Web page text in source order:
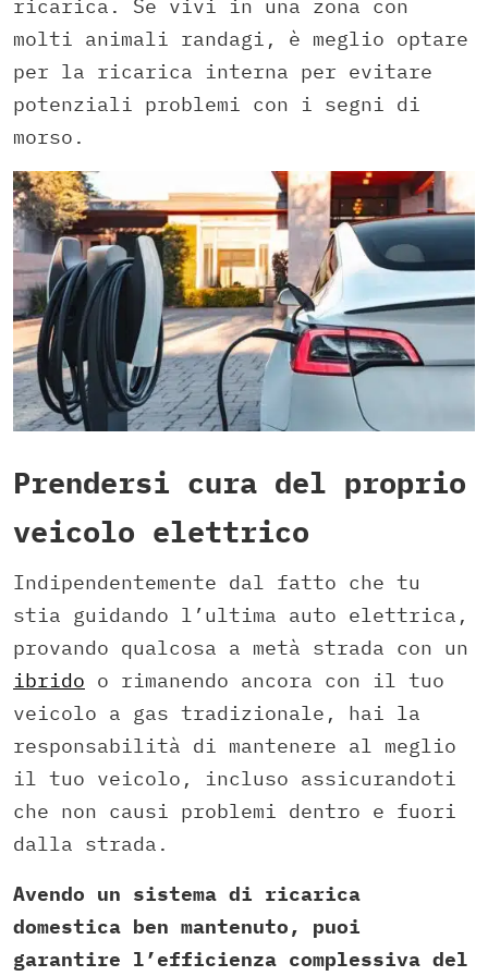
ricarica. Se vivi in una zona con
molti animali randagi, è meglio optare
per la ricarica interna per evitare
potenziali problemi con i segni di
morso.
Prendersi cura del proprio
veicolo elettrico
Indipendentemente dal fatto che tu
stia guidando l’ultima auto elettrica,
provando qualcosa a metà strada con un
ibrido o rimanendo ancora con il tuo
veicolo a gas tradizionale, hai la
responsabilità di mantenere al meglio
il tuo veicolo, incluso assicurandoti
che non causi problemi dentro e fuori
dalla strada.
Avendo un sistema di ricarica
domestica ben mantenuto, puoi
garantire l’efficienza complessiva del